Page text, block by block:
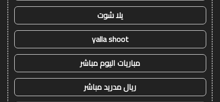
يلا شوت
yalla shoot
مباريات اليوم مباشر
ريال مدريد مباشر